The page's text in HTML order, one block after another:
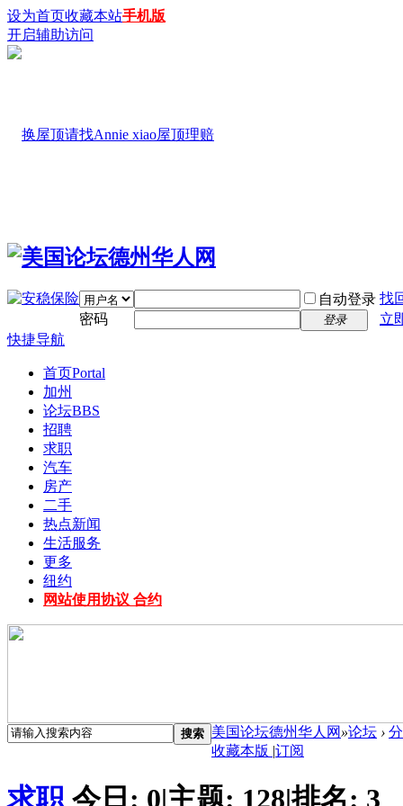
设为首页收藏本站手机版
开启辅助访问
自动登录 找
密码
登录
立
快捷导航
首页Portal
加州
论坛BBS
招聘
求职
汽车
房产
二手
热点新闻
生活服务
更多
纽约
网站使用协议 合约
搜索 美国论坛德州华人网 »论坛 ›
收藏本版 |订阅
求职 今日: 0|主题: 128|排名: 3